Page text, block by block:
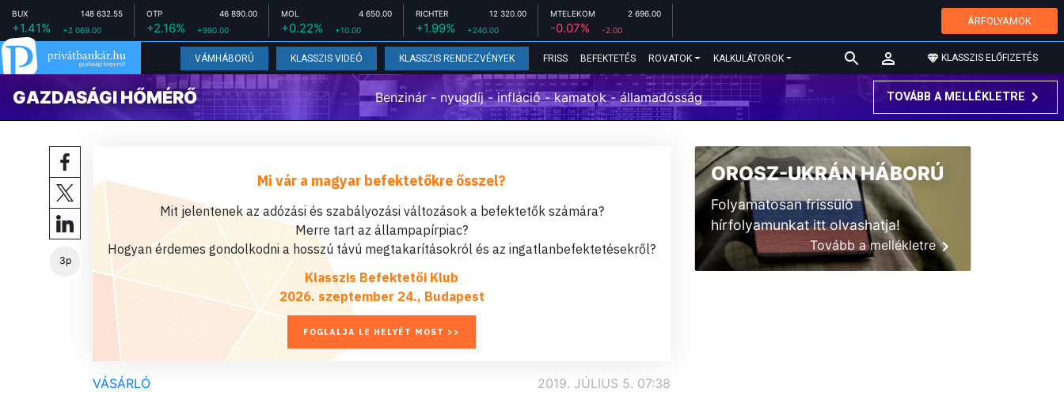
BUX 148 632.55
+1.41% +2 069.00
OTP 46 890.00
+2.16% +990.00
MOL 4 650.00
+0.22% +10.00
RICHTER 12 320.00
+1.99% +240.00
MTELEKOM 2 696.00
-0.07% -2.00
ÁRFOLYAMOK
VÁMHÁBORÚ KLASSZIS VIDEÓ KLASSZIS RENDEZVÉNYEK FRISS BEFEKTETÉS ROVATOK KALKULÁTOROK KLASSZIS ELŐFIZETÉS
GAZDASÁGI HŐMÉRŐ Benzinár - nyugdíj - infláció - kamatok - államadósság TOVÁBB A MELLÉKLETRE
3p
Mi vár a magyar befektetőkre ősszel?
Mit jelentenek az adózási és szabályozási változások a befektetők számára?
Merre tart az állampapírpiac?
Hogyan érdemes gondolkodni a hosszú távú megtakarításokról és az ingatlanbefektetésekről?
Klasszis Befektetői Klub
2026. szeptember 24., Budapest
FOGLALJA LE HELYÉT MOST >>
VÁSÁRLÓ 2019. JÚLIUS 5. 07:38
OROSZ-UKRÁN HÁBORÚ
Folyamatosan frissülő
hírfolyamunkat itt olvashatja!
Tovább a mellékletre